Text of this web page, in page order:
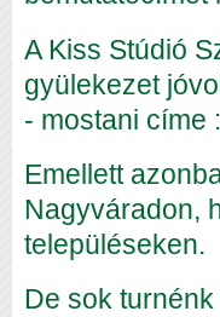
A Kiss Stúdió
gyülekezet
- mostani címe
Emellett
Nagyváradon,
településeken.
De sok